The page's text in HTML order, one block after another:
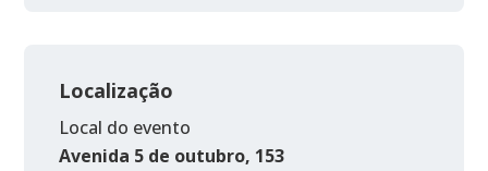
Localização
Local do evento
Avenida 5 de outubro, 153